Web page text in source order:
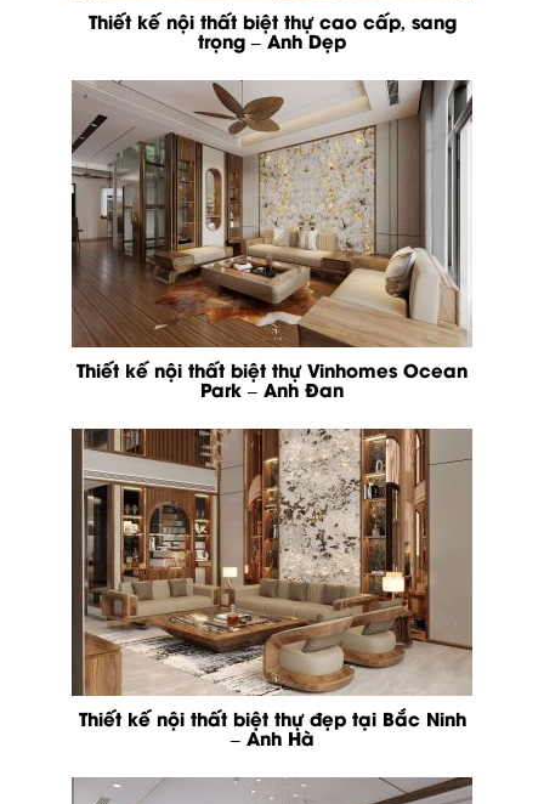
Thiết kế nội thất biệt thự cao cấp, sang
trọng – Anh Dẹp
Thiết kế nội thất biệt thự Vinhomes Ocean
Park – Anh Đan
Thiết kế nội thất biệt thự đẹp tại Bắc Ninh
– Anh Hà